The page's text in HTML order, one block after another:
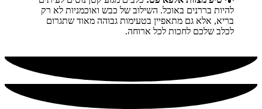
להיות בררנים באוכל. השילוב של כבש ואוכמניות לא רק
בריא, אלא גם מתאפיין בטעימות גבוהה מאוד שתגרום
לכלב שלכם לחכות לכל ארוחה.